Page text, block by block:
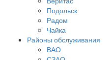
Подольск
Радом
Чайка
Районы обслуживания
ВАО